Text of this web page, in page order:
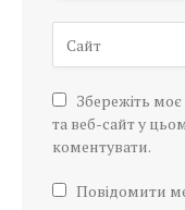
Збережіть
та веб-сайт у
коментувати.
Повідомити